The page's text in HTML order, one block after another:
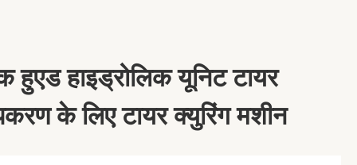
हुएड हाइड्रोलिक यूनिट टायर
के लिए टायर क्युरिंग मशीन